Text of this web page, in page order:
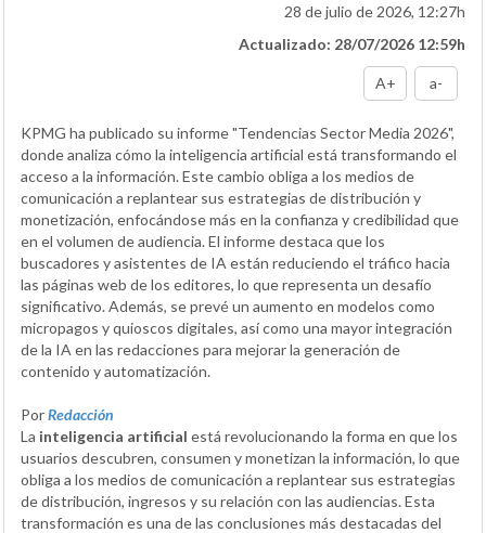
28 de julio de 2026, 12:27h
Actualizado: 28/07/2026 12:59h
A+ a-
KPMG ha publicado su informe "Tendencias Sector Media 2026",
donde analiza cómo la inteligencia artificial está transformando el
acceso a la información. Este cambio obliga a los medios de
comunicación a replantear sus estrategias de distribución y
monetización, enfocándose más en la confianza y credibilidad que
en el volumen de audiencia. El informe destaca que los
buscadores y asistentes de IA están reduciendo el tráfico hacia
las páginas web de los editores, lo que representa un desafío
significativo. Además, se prevé un aumento en modelos como
micropagos y quioscos digitales, así como una mayor integración
de la IA en las redacciones para mejorar la generación de
contenido y automatización.
PorRedacción
La inteligencia artificial está revolucionando la forma en que los
usuarios descubren, consumen y monetizan la información, lo que
obliga a los medios de comunicación a replantear sus estrategias
de distribución, ingresos y su relación con las audiencias. Esta
transformación es una de las conclusiones más destacadas del